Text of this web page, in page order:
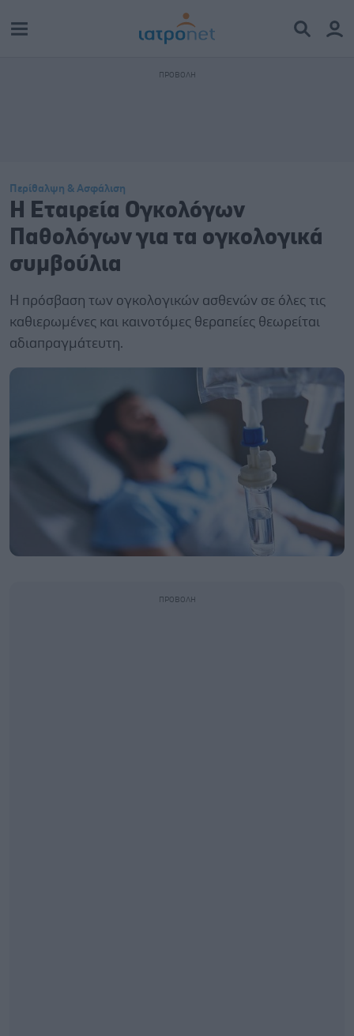
Περίθαλψη & Ασφάλιση
Η Εταιρεία Ογκολόγων
Παθολόγων για τα ογκολογικά
συμβούλια
Η πρόσβαση των ογκολογικών ασθενών σε όλες τις
καθιερωμένες και καινοτόμες θεραπείες θεωρείται
αδιαπραγμάτευτη.